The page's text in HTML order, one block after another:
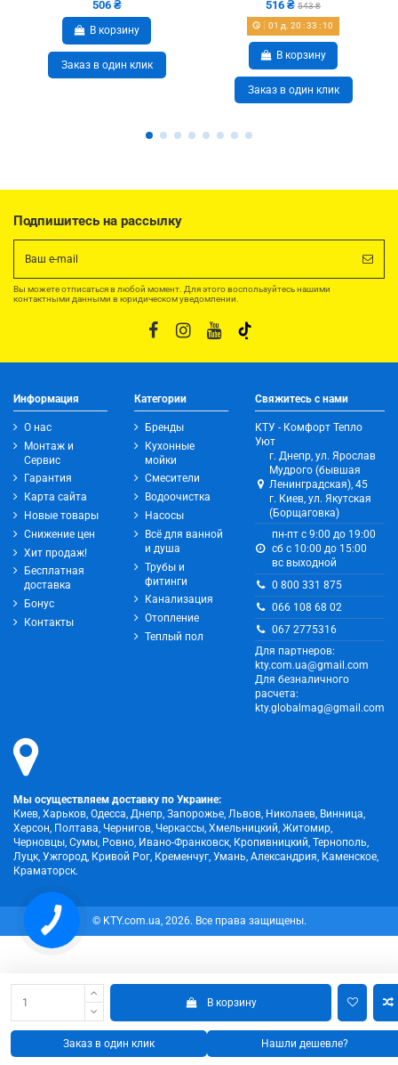
В корзину
Заказ в один клик Нашли дешевле?
506 ₴
В корзину
Заказ в один клик
516 ₴ 543 ₴
01 д. 20 :33 : 09
В корзину
Заказ в один клик
Подпишитесь на рассылку
Вы можете отписаться в любой момент. Для этого воспользуйтесь нашими
контактными данными в юридическом уведомлении.
Информация
О нас
Монтаж и
Сервис
Гарантия
Карта сайта
Новые товары
Снижение цен
Хит продаж!
Бесплатная
доставка
Бонус
Контакты
Категории
Бренды
Кухонные
мойки
Смесители
Водоочистка
Насосы
Всё для ванной
и душа
Трубы и
фитинги
Канализация
Отопление
Теплый пол
Свяжитесь с нами
КТУ - Комфорт Тепло
Уют
г. Днепр, ул. Ярослав
Мудрого (бывшая
Ленинградская), 45
г. Киев, ул. Якутская
(Борщаговка)
пн-пт с 9:00 до 19:00
сб с 10:00 до 15:00
вс выходной
0 800 331 875
066 108 68 02
067 2775316
Для партнеров:
kty.com.ua@gmail.com
Для безналичного
расчета:
kty.globalmag@gmail.com
Мы осуществляем доставку по Украине:
Киев, Харьков, Одесса, Днепр, Запорожье, Львов, Николаев, Винница,
Херсон, Полтава, Чернигов, Черкассы, Хмельницкий, Житомир,
Черновцы, Сумы, Ровно, Ивано-Франковск, Кропивницкий, Тернополь,
Луцк, Ужгород, Кривой Рог, Кременчуг, Умань, Александрия, Каменское,
Краматорск.
© KTY.com.ua, 2026. Все права защищены.
КНОПКА
ЗВ'ЯЗКУ